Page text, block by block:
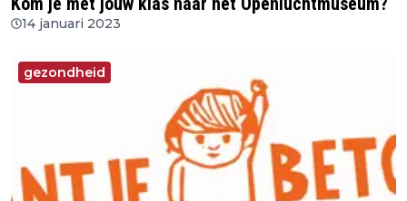
14 januari 2023
gezondheid